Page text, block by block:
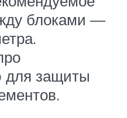
блоками —
для защиты